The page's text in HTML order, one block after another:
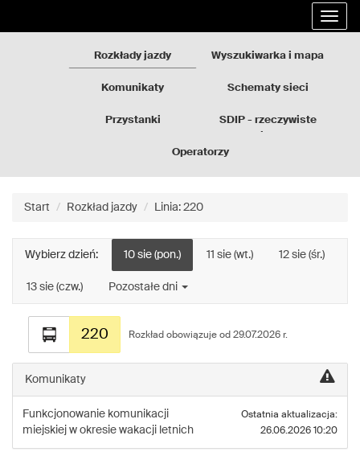
Rozkłady jazdy Wyszukiwarka i mapa
Komunikaty Schematy sieci
Przystanki
SDIP - rzeczywiste
Operatorzy
Start Rozkład jazdy Linia: 220
Wybierz dzień: 10 sie (pon.) 11 sie (wt.) 12 sie (śr.)
13 sie (czw.) Pozostałe dni
220
jazdy
linii:
Rozkład obowiązuje od 29.07.2026 r.
Komunikaty
Funkcjonowanie komunikacji
miejskiej w okresie wakacji letnich
Ostatnia aktualizacja:
26.06.2026 10:20